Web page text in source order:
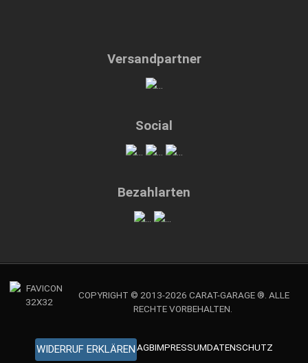
Versandpartner
Social
Bezahlarten
COPYRIGHT © 2013-2026 CARAT-GARAGE ®. ALLE
RECHTE VORBEHALTEN.
WIDERRUF ERKLÄREN AGBIMPRESSUMDATENSCHUTZ